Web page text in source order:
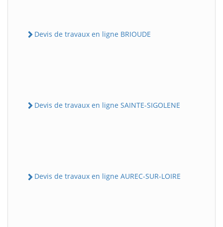
Devis de travaux en ligne BRIOUDE
Devis de travaux en ligne SAINTE-SIGOLENE
Devis de travaux en ligne AUREC-SUR-LOIRE